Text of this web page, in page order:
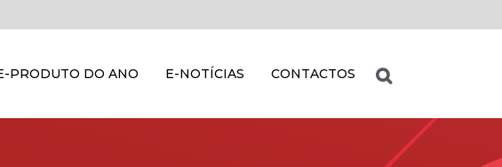
PRODUTO DO ANO E-NOTÍCIAS CONTACTOS